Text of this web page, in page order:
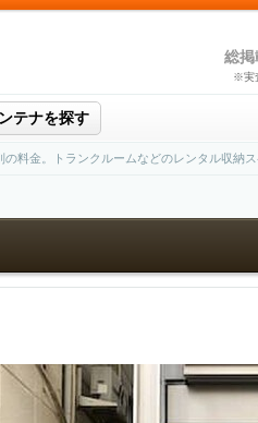
総
※実
テナを探す
料金。トランクルームなどのレンタル収納